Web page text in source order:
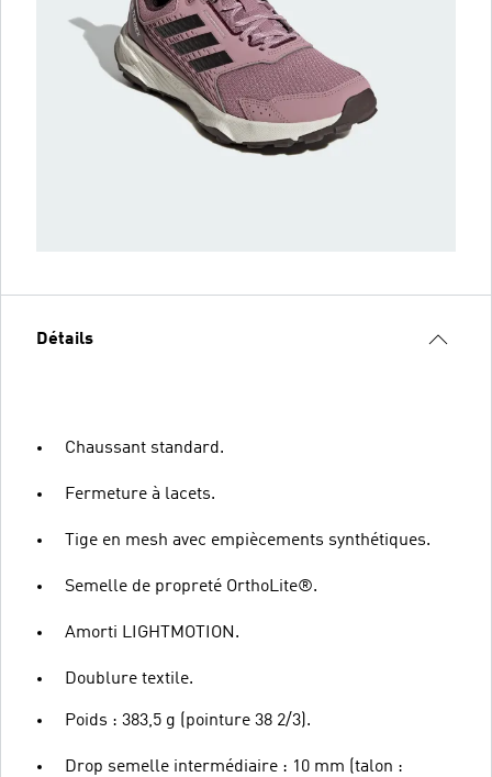
Détails
Chaussant standard.
Fermeture à lacets.
Tige en mesh avec empiècements synthétiques.
Semelle de propreté OrthoLite®.
Amorti LIGHTMOTION.
Doublure textile.
Poids : 383,5 g (pointure 38 2/3).
Drop semelle intermédiaire : 10 mm (talon :